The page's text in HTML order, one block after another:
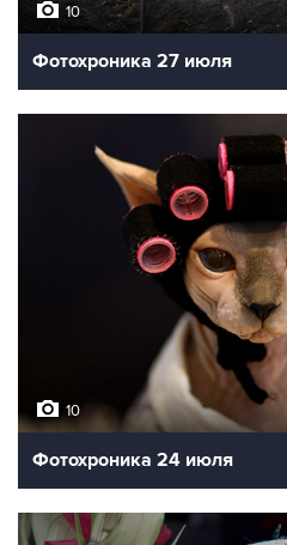
10
Фотохроника 27 июля
10
Фотохроника 24 июля